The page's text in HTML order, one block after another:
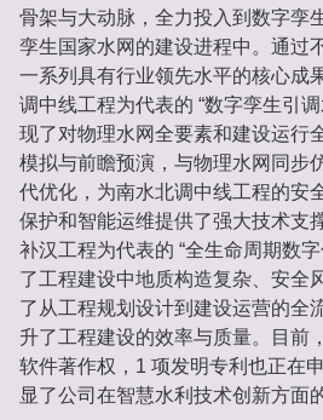
骨架与大动脉，全力投入到数字孪
孪生国家水网的建设进程中。通过
一系列具有行业领先水平的核心成
调中线工程为代表的 “数字孪生引
现了对物理水网全要素和建设运行
模拟与前瞻预演，与物理水网同步
代优化，为南水北调中线工程的安
保护和智能运维提供了强大技术支
补汉工程为代表的 “全生命周期数
了工程建设中地质构造复杂、安全
了从工程规划设计到建设运营的全
升了工程建设的效率与质量。目前
软件著作权，1 项发明专利也正在
显了公司在智慧水利技术创新方面